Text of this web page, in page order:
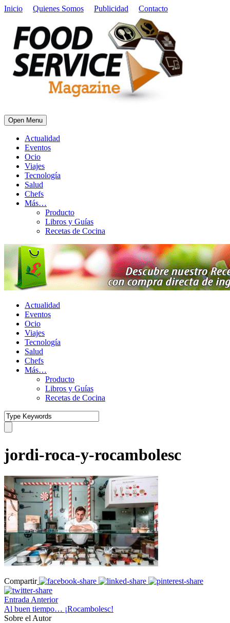
Inicio Quienes Somos Publicidad Contacto
Open Menu
Actualidad
Eventos
Ocio
Viajes
Tecnología
Salud
Chefs
Más…
Producto
Libros y Guías
Recetas de Cocina
Actualidad
Eventos
Ocio
Viajes
Tecnología
Salud
Chefs
Más…
Producto
Libros y Guías
Recetas de Cocina
jordi-roca-y-rocambolesc
Compartir
Entrada Anterior
Al buen tiempo… ¡Rocambolesc!
Sobre el Autor